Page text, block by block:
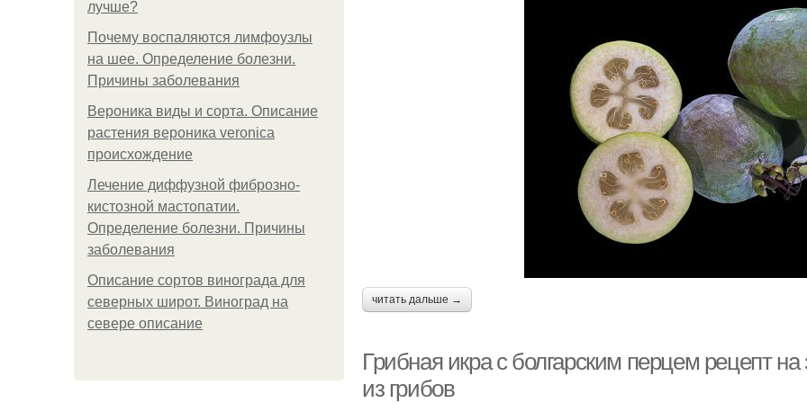
лучше?
Почему воспаляются лимфоузлы
на шее. Определение болезни.
Причины заболевания
Вероника виды и сорта. Описание
растения вероника veronica
происхождение
Лечение диффузной фиброзно-
кистозной мастопатии.
Определение болезни. Причины
заболевания
Описание сортов винограда для
северных широт. Виноград на
севере описание
читать дальше →
Грибная икра с болгарским перцем рецепт
из грибов